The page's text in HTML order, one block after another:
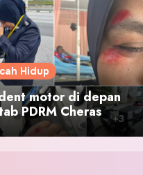
Hidup
motor di depan
PDRM Cheras